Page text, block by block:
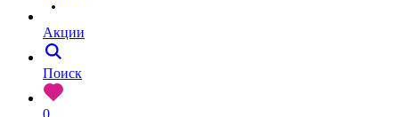
Акции
Поиск
0